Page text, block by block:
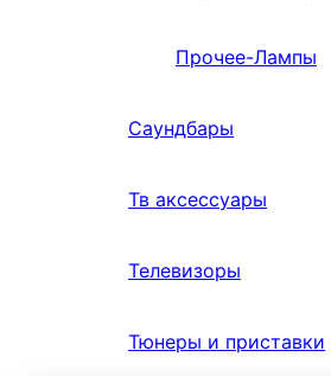
Прочее-Лампы
Саундбары
Тв аксессуары
Телевизоры
Тюнеры и приставки